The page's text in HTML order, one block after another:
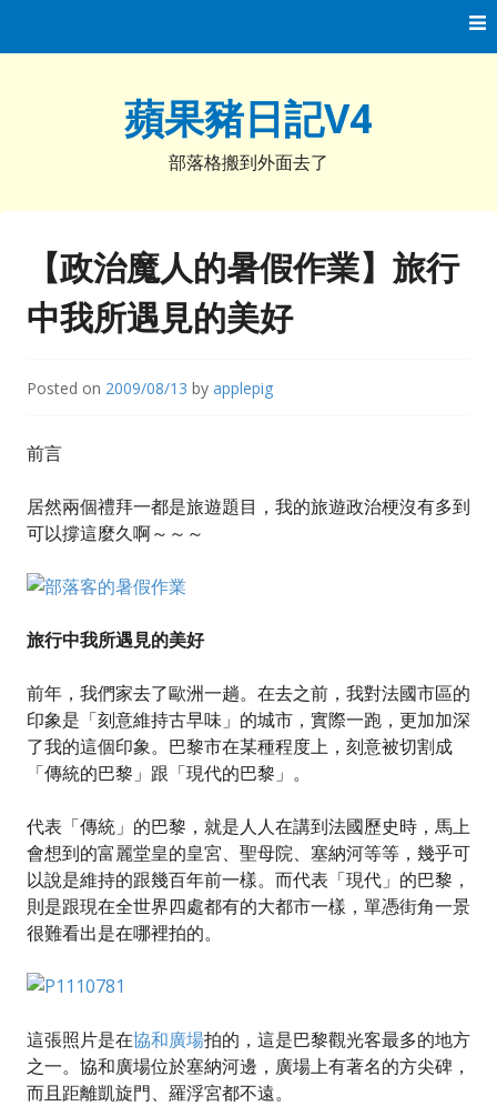
蘋果豬日記V4
部落格搬到外面去了
【政治魔人的暑假作業】旅行
中我所遇見的美好
Posted on 2009/08/13 by applepig
前言
居然兩個禮拜一都是旅遊題目，我的旅遊政治梗沒有多到
可以撐這麼久啊～～～
旅行中我所遇見的美好
前年，我們家去了歐洲一趟。在去之前，我對法國市區的
印象是「刻意維持古早味」的城市，實際一跑，更加加深
了我的這個印象。巴黎市在某種程度上，刻意被切割成
「傳統的巴黎」跟「現代的巴黎」。
代表「傳統」的巴黎，就是人人在講到法國歷史時，馬上
會想到的富麗堂皇的皇宮、聖母院、塞納河等等，幾乎可
以說是維持的跟幾百年前一樣。而代表「現代」的巴黎，
則是跟現在全世界四處都有的大都市一樣，單憑街角一景
很難看出是在哪裡拍的。
這張照片是在協和廣場拍的，這是巴黎觀光客最多的地方
之一。協和廣場位於塞納河邊，廣場上有著名的方尖碑，
而且距離凱旋門、羅浮宮都不遠。